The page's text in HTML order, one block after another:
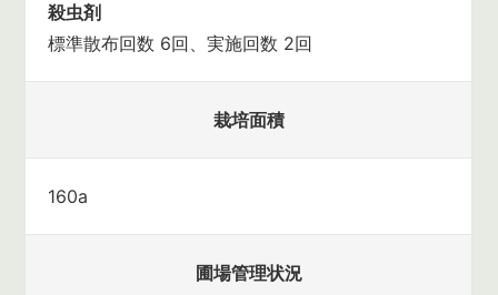
殺虫剤
標準散布回数 6回、実施回数 2回
栽培面積
160a
圃場管理状況